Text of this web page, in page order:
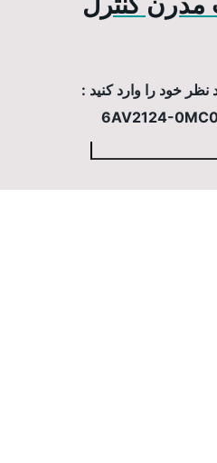
خود را وارد کنید :